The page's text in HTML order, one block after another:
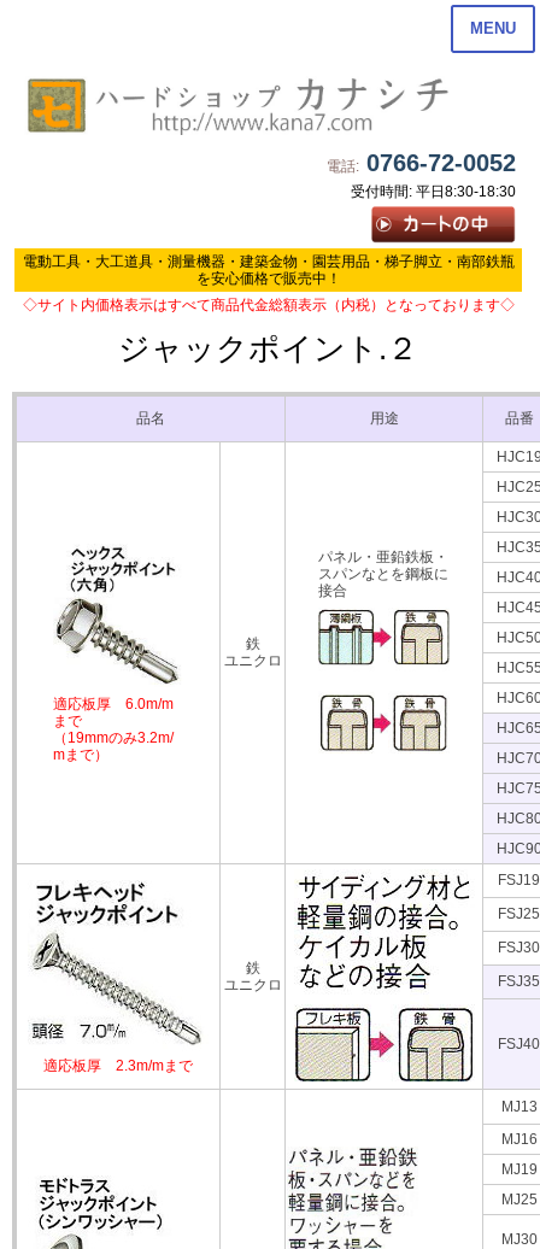
電話: 0766-72-0052
受付時間: 平日8:30-18:30
MENU
電動工具・大工道具・測量機器・建築金物・園芸用品・梯子脚立・南部鉄瓶
を安心価格で販売中！
◇サイト内価格表示はすべて商品代金総額表示（内税）となっております◇
ジャックポイント.２
品名 用途 品番
適応板厚 6.0m/m
まで
（19mmのみ3.2m/
mまで）
鉄
ユニクロ
パネル・亜鉛鉄板・
スパンなとを鋼板に
接合
適応板厚 2.3m/mまで
鉄
ユニクロ
FSJ19
FSJ25
FSJ30
FSJ35
FSJ40
MJ13
MJ16
MJ19
MJ25
MJ30